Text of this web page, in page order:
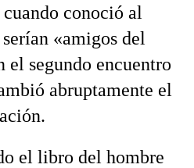
conoció al
«amigos del
el segundo encuentro
abruptamente el
el libro del hombre